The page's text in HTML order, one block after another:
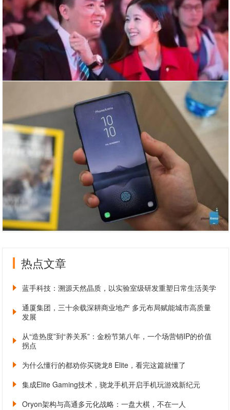
热点文章
蓝手科技：溯源天然晶质，以实验室级研发重塑日常生活美学
通厦集团，三十余载深耕商业地产 多元布局赋能城市高质量
发展
从“造热度”到“养关系”：金粉节第八年，一个场营销IP的价值
拐点
为什么懂行的都劝你买骁龙8 Elite，看完这篇就懂了
集成Elite Gaming技术，骁龙手机开启手机玩游戏新纪元
Oryon架构与高通多元化战略：一盘大棋，不在一人